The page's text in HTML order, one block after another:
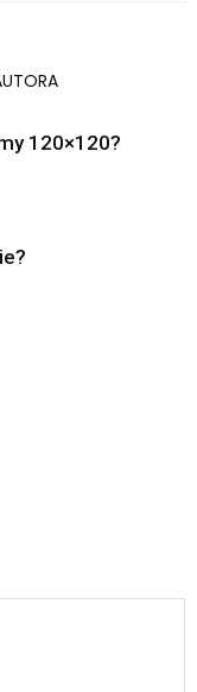
120×120?